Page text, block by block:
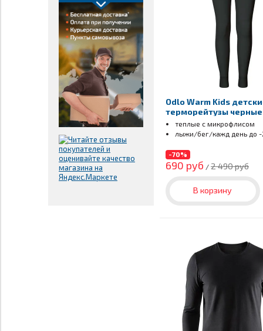
Odlo Warm Kids
терморейтузы черные
теплые с микрофлисом
лыжи/бег/кажд день до -
-70%
690 руб / 2 490 руб
В корзину